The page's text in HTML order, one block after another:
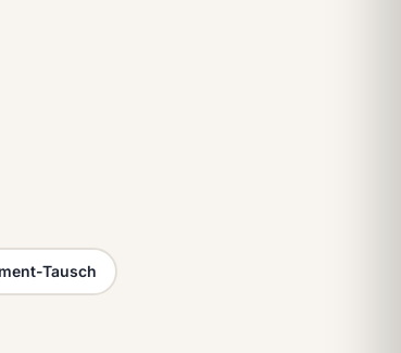
Tausch